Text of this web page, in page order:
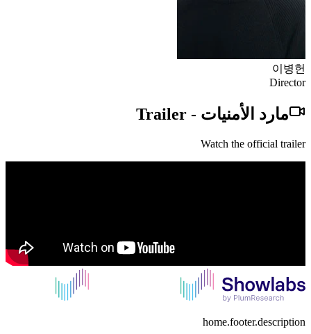
이병헌
Director
مارد الأمنيات -
Trailer
Watch the official trailer
home.footer.description